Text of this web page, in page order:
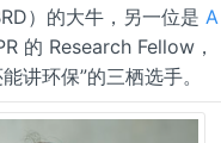
）的大牛，另一位是 A
的 Research Fellow，
讲环保”的三栖选手。